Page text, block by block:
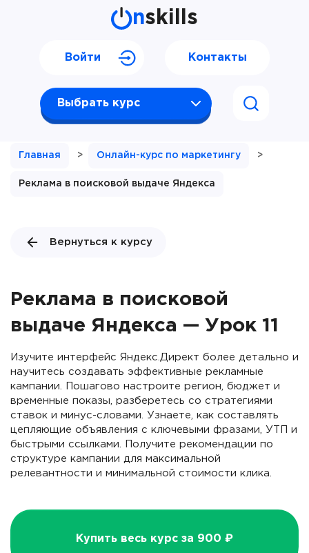
nskills
Выбрать курс
Войти Контакты
Главная > Онлайн-курс по маркетингу >
Реклама в поисковой выдаче Яндекса
Вернуться к курсу
Реклама в поисковой
выдаче Яндекса — Урок 11
Изучите интерфейс Яндекс.Директ более детально и
научитесь создавать эффективные рекламные
кампании. Пошагово настроите регион, бюджет и
временные показы, разберетесь со стратегиями
ставок и минус-словами. Узнаете, как составлять
цепляющие объявления с ключевыми фразами, УТП и
быстрыми ссылками. Получите рекомендации по
структуре кампании для максимальной
релевантности и минимальной стоимости клика.
Купить весь курс за 900 ₽